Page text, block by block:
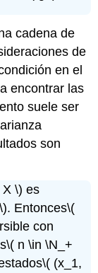
cadena de
de
en el
encontrar las
suele ser
son
\) es
. Entonces\(
con
\( n \in \N_+
\( (x_1,